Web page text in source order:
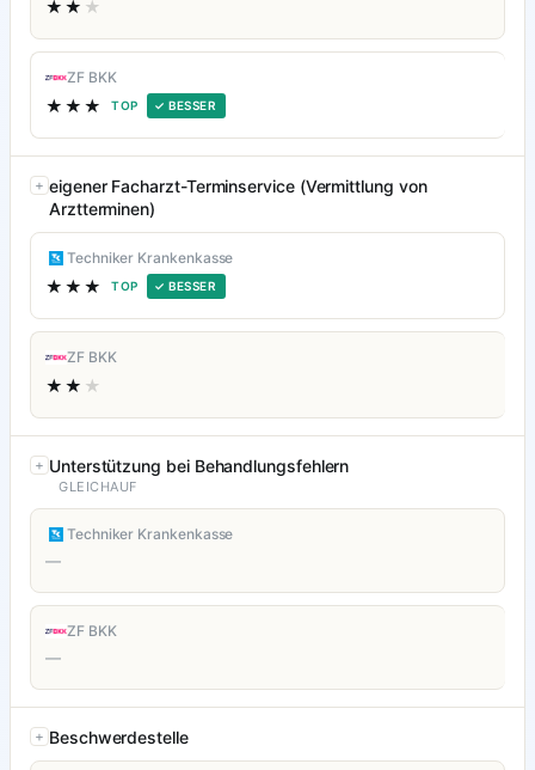
★★ ★
ZF BKK
★★★ TOP ✓ BESSER
eigener Facharzt-Terminservice (Vermittlung von
Arztterminen)
Techniker Krankenkasse
★★★ TOP ✓ BESSER
ZF BKK
★★ ★
Unterstützung bei Behandlungsfehlern
GLEICHAUF
Techniker Krankenkasse
—
ZF BKK
—
Beschwerdestelle